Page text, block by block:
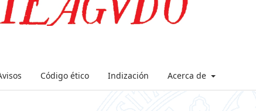
Código ético Indización Acerca de